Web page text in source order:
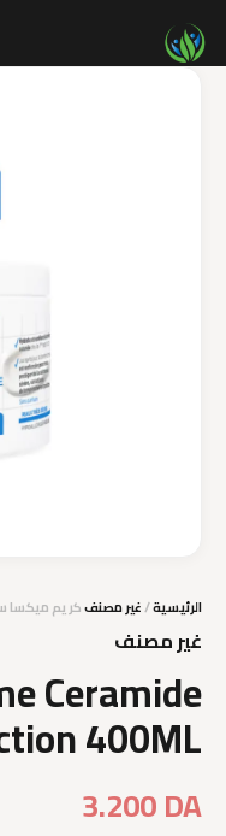
انتقل
إلى
المحتوى
الرئيسية/غير مصنفكريم ميكسا
غير مصنف
Ceramide
400ML
3.200DA